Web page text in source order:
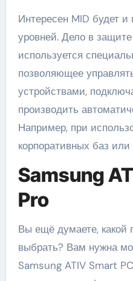
Интересен MID будет
уровней. Дело в
используется
позволяющее
устройствами,
производить
Например, при
корпоративных баз
Samsung
Pro
Вы ещё думаете,
выбрать? Вам нужна
Samsung ATIV Smart